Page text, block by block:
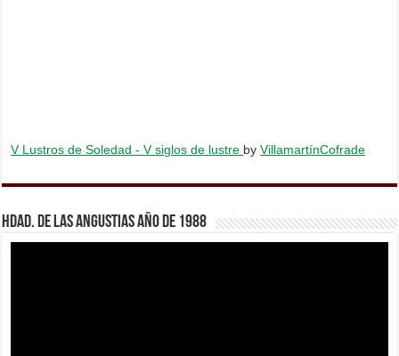
V Lustros de Soledad - V siglos de lustre byVillamartínCofrade
Hdad. de Las Angustias año de 1988